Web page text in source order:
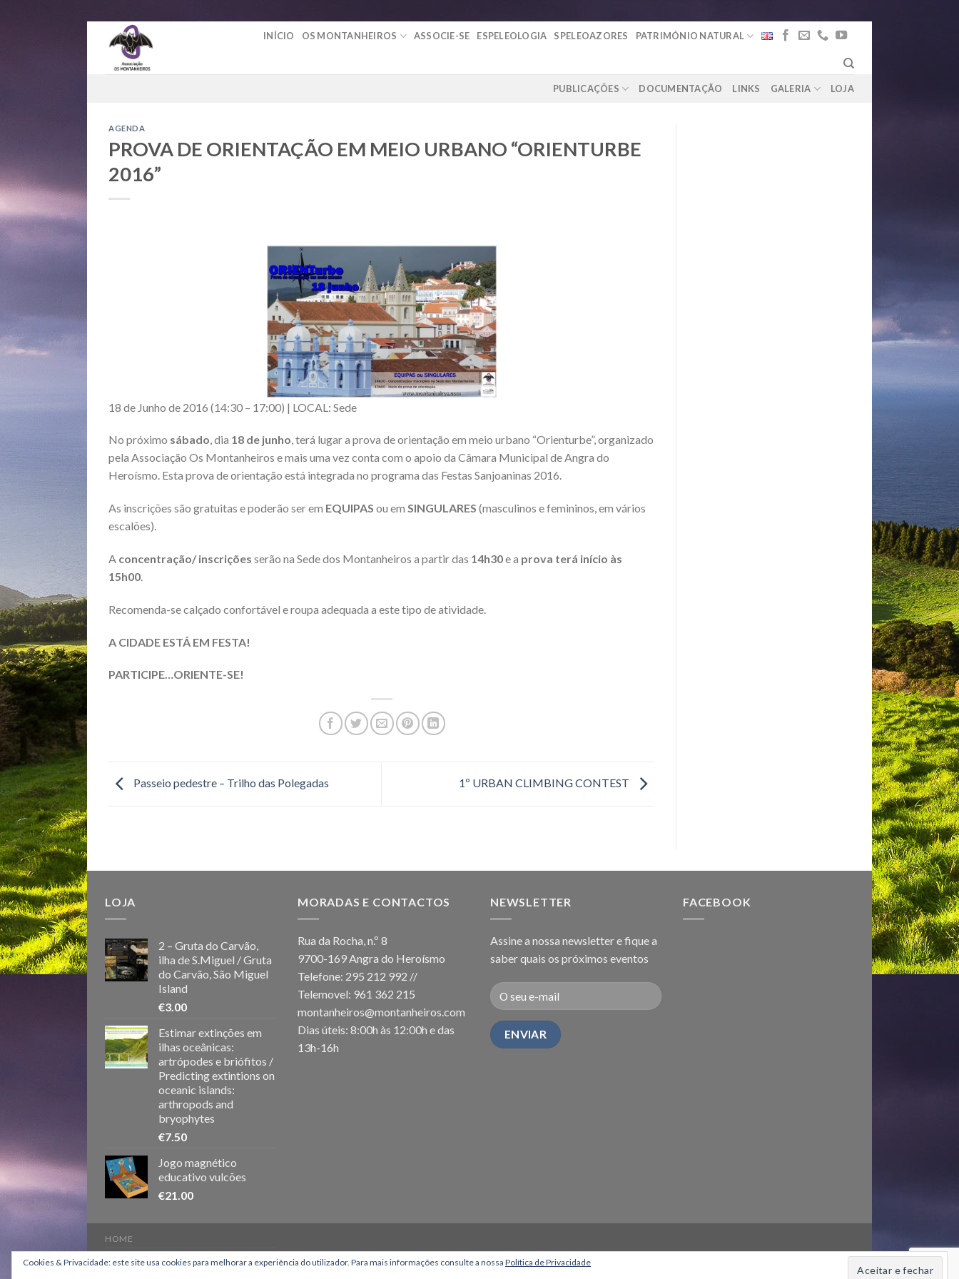
content
INÍCIO OS MONTANHEIROS ASSOCIE-SE ESPELEOLOGIA SPELEOAZORES PATRIMÓNIO NATURAL
PUBLICAÇÕES DOCUMENTAÇÃO LINKS GALERIA LOJA
AGENDA
PROVA DE ORIENTAÇÃO EM MEIO URBANO “ORIENTURBE
2016”
18 de Junho de 2016 (14:30 – 17:00) | LOCAL: Sede
No próximo sábado, dia 18 de junho, terá lugar a prova de orientação em meio urbano “Orienturbe”, organizado
pela Associação Os Montanheiros e mais uma vez conta com o apoio da Câmara Municipal de Angra do
Heroísmo. Esta prova de orientação está integrada no programa das Festas Sanjoaninas 2016.
As inscrições são gratuitas e poderão ser em EQUIPAS ou em SINGULARES (masculinos e femininos, em vários
escalões).
A concentração/ inscrições serão na Sede dos Montanheiros a partir das 14h30e a prova terá início às
15h00.
Recomenda-se calçado confortável e roupa adequada a este tipo de atividade.
A CIDADE ESTÁ EM FESTA!
PARTICIPE…ORIENTE-SE!
Passeio pedestre – Trilho das Polegadas 1º URBAN CLIMBING CONTEST
LOJA
2 – Gruta do Carvão,
ilha de S.Miguel / Gruta
do Carvão, São Miguel
Island
€3.00
Estimar extinções em
ilhas oceânicas:
artrópodes e briófitos /
Predicting extintions on
oceanic islands:
arthropods and
bryophytes
€7.50
Jogo magnético
educativo vulcões
€21.00
MORADAS E CONTACTOS
Rua da Rocha, n.º 8
9700-169 Angra do Heroísmo
Telefone: 295 212 992 //
Telemovel: 961 362 215
montanheiros@montanheiros.com
Dias úteis: 8:00h às 12:00h e das
13h-16h
NEWSLETTER
Assine a nossa newsletter e fique a
saber quais os próximos eventos
FACEBOOK
HOME
Copyright 2026 ©Os Montanheiros
Cookies & Privacidade: este site usa cookies para melhorar a experiência do utilizador. Para mais informações consulte a nossa Política de Privacidade